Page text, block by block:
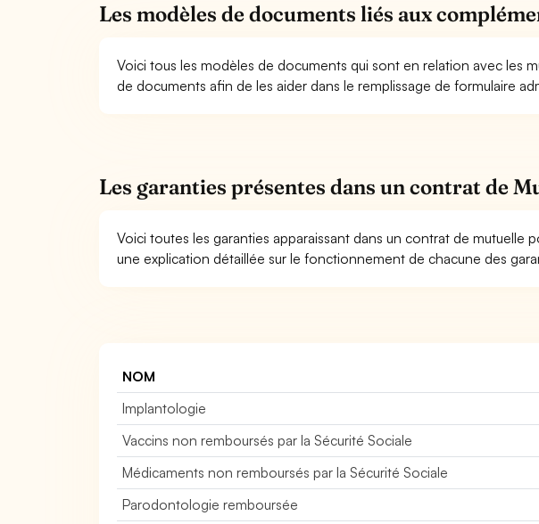
Les modèles de documents liés aux
Voici tous les modèles de documents qui sont en relation avec les
de documents afin de les aider dans le remplissage de formulaire
Les garanties présentes dans un contrat de
Voici toutes les garanties apparaissant dans un contrat de mutuelle
une explication détaillée sur le fonctionnement de chacune des
NOM
Implantologie
Vaccins non remboursés par la Sécurité Sociale
Médicaments non remboursés par la Sécurité Sociale
Parodontologie remboursée